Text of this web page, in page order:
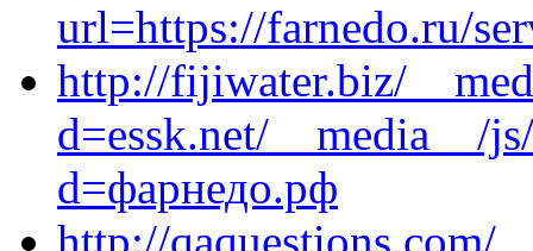
url=https://farnedo.ru/
http://fijiwater.biz/
d=essk.net/__media__/
d=фарнедо.рф